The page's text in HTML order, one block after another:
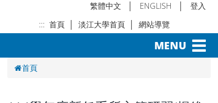
繁體中文 ENGLISH
登入
::: 首頁 淡江大學首頁 網站導覽
MENU
首頁